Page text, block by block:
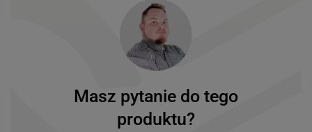
Masz pytanie do tego
produktu?